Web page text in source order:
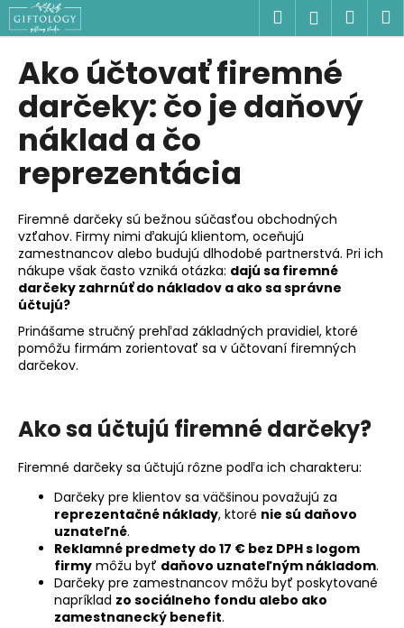
Prejsť
na
obsah
Hľadať
Ako účtovať firemné
darčeky: čo je daňový
náklad a čo
reprezentácia
Firemné darčeky sú bežnou súčasťou obchodných
vzťahov. Firmy nimi ďakujú klientom, oceňujú
zamestnancov alebo budujú dlhodobé partnerstvá. Pri ich
nákupe však často vzniká otázka: dajú sa firemné
darčeky zahrnúť do nákladov a ako sa správne
účtujú?
Prinášame stručný prehľad základných pravidiel, ktoré
pomôžu firmám zorientovať sa v účtovaní firemných
darčekov.
Ako sa účtujú firemné darčeky?
Firemné darčeky sa účtujú rôzne podľa ich charakteru:
Darčeky pre klientov sa väčšinou považujú za
reprezentačné náklady, ktoré nie sú daňovo
uznateľné.
Reklamné predmety do 17 € bez DPH s logom
firmy môžu byť daňovo uznateľným nákladom.
Darčeky pre zamestnancov môžu byť poskytované
napríklad zo sociálneho fondu alebo ako
zamestnanecký benefit.
K
o
Č
o
p
o
t
r
e
b
u
j
e
t
e
á
s
HĽADAŤ